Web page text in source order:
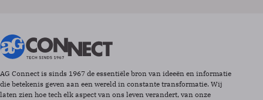
AG Connect is sinds 1967 de essentiële bron van ideeën en informatie
die betekenis geven aan een wereld in constante transformatie. Wij
laten zien hoe tech elk aspect van ons leven verandert, van onze